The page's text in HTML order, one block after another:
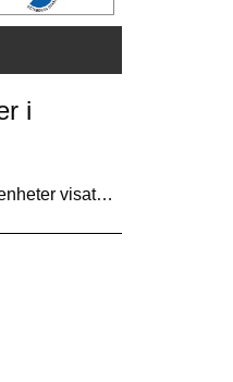
i
visat…